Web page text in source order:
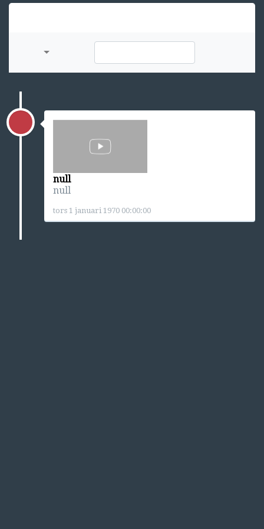
null
null
tors 1 januari 1970 00:00:00